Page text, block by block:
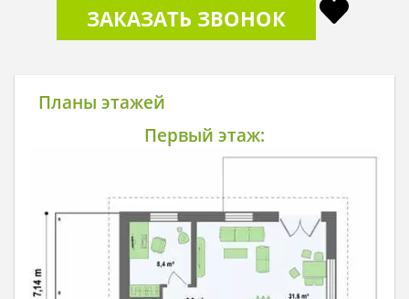
ЗАКАЗАТЬ ЗВОНОК
Планы этажей
Первый этаж: